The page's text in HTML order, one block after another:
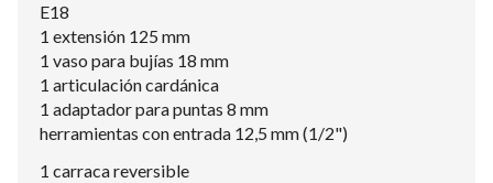
E18
1 extensión 125 mm
1 vaso para bujías 18 mm
1 articulación cardánica
1 adaptador para puntas 8 mm
herramientas con entrada 12,5 mm (1/2")
1 carraca reversible